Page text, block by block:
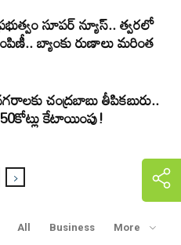
సూపర్ న్యూస్.. త్వరలో
బ్యాంకు రుణాలు మరింత
చంద్రబాబు తీపికబురు..
కేటాయింపు!
All Business More